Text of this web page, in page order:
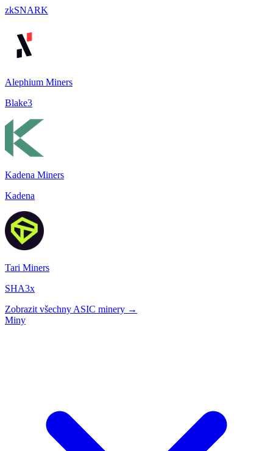
zkSNARK
Alephium Miners
Blake3
Kadena Miners
Kadena
Tari Miners
SHA3x
Zobrazit všechny ASIC minery →
Miny